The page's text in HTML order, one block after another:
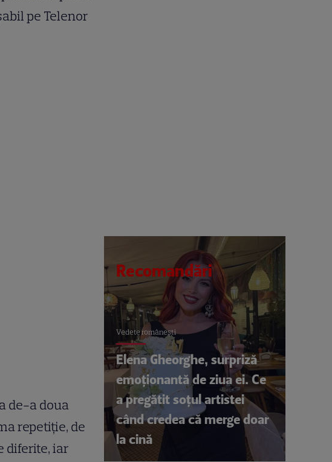
pe Telenor
de-a doua
repetiţie, de
diferite, iar
Recomandări
Vedete româneşti
Elena Gheorghe, surpriză
emoționantă de ziua ei. Ce
a pregătit soțul artistei
când credea că merge doar
la cină